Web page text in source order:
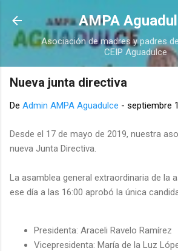
Ir al contenido
AMPA
Asociación de madres y padres
CEIP Aguadulce
Nueva junta directiva
De Admin AMPA Aguadulce - septiembre
Desde el 17 de mayo de 2019, nuestra
nueva Junta Directiva.
La asamblea general extraordinaria de la
ese día a las 16:00 aprobó la única
Presidenta: Araceli Ravelo Ramírez
Vicepresidenta: María de la Luz